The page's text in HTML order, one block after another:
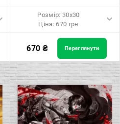
Розмір: 100x100 Ціна: 2500
грн
Розмір: 30x30
Ціна: 670 грн
Розмір: 30x30 Ціна: 670 грн
Розмір: 40x40 Ціна: 840 грн
Розмір: 50x50 Ціна: 970 грн
Розмір: 60x60 Ціна: 1290 грн
670 ₴ Переглянути